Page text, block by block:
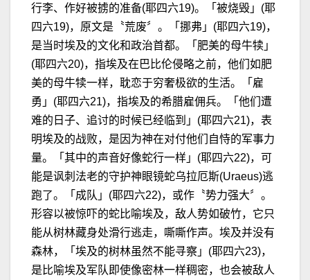
行李、作好被掳的准备(耶四六19)。「被烧毁」(耶
四六19)，原文是〝荒废〞。「挪弗」(耶四六19)，
是当时埃及的文化和政治首都。「肥美的母牛犊」
(耶四六20)，指埃及在巴比伦侵略之前，他们如肥
美的母牛犊一样，耽恋于穷奢极欲的生活。「雇
勇」(耶四六21)，指埃及的希腊雇佣兵。「他们遭
难的日子、追讨的时候已经临到」(耶四六21)，表
明埃及的战败，是因为神在对付他们自恃的军事力
量。「其中的声音好像蛇行一样」(耶四六22)，可
能是讽刺法老的守护神眼镜蛇乌拉厄斯(Uraeus)逃
跑了。「成队」(耶四六22)，或作〝势力强大〞。
形容以被惊吓的蛇比喻埃及，敌人势如破竹，它只
能从树林藏身处滑行逃走，嘶嘶作声。埃及并没有
森林，「埃及的树林虽然不能寻察」(耶四六23)，
是比喻埃及军队即使像密林一样稠密，也会被敌人